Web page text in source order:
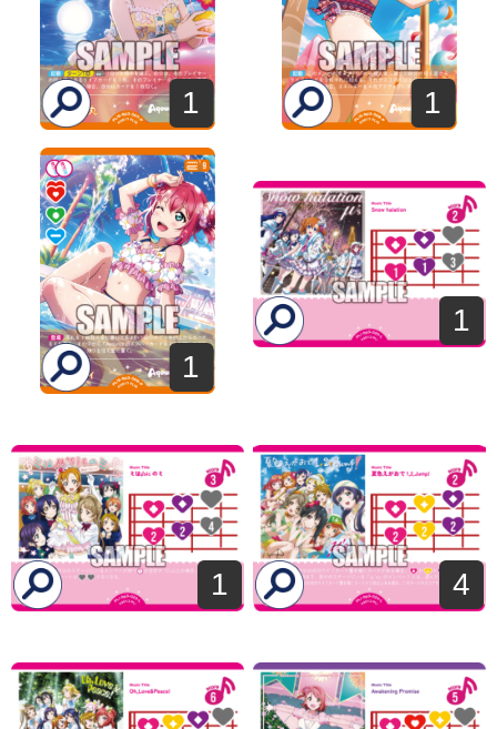
1 1
1
1
1 4